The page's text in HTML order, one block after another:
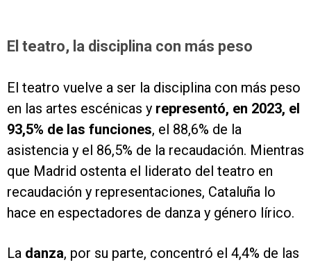
El teatro, la disciplina con más peso
El teatro vuelve a ser la disciplina con más peso
en las artes escénicas y representó, en 2023, el
93,5% de las funciones, el 88,6% de la
asistencia y el 86,5% de la recaudación. Mientras
que Madrid ostenta el liderato del teatro en
recaudación y representaciones, Cataluña lo
hace en espectadores de danza y género lírico.
La danza, por su parte, concentró el 4,4% de las